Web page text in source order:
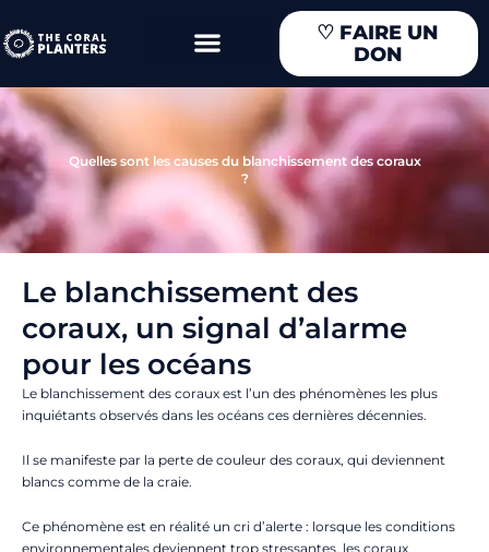
au
contenu
♡ FAIRE UN
DON
Quelles sont les causes du blanchissement des coraux
?
Le blanchissement des
coraux, un signal d’alarme
pour les océans
Le blanchissement des coraux est l’un des phénomènes les plus
inquiétants observés dans les océans ces dernières décennies.
Il se manifeste par la perte de couleur des coraux, qui deviennent
blancs comme de la craie.
Ce phénomène est en réalité un cri d’alerte : lorsque les conditions
environnementales deviennent trop stressantes, les coraux